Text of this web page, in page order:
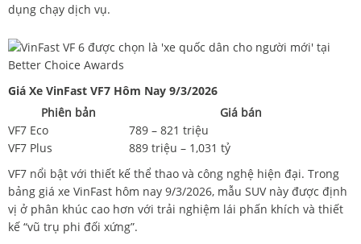
dụng chạy dịch vụ.
Giá Xe VinFast VF7 Hôm Nay 9/3/2026
Phiên bản
Giá bán
VF7 Eco
789 – 821 triệu
VF7 Plus
889 triệu – 1,031 tỷ
VF7 nổi bật với thiết kế thể thao và công nghệ hiện đại. Trong
bảng giá xe VinFast hôm nay 9/3/2026, mẫu SUV này được định
vị ở phân khúc cao hơn với trải nghiệm lái phấn khích và thiết
kế “vũ trụ phi đối xứng”.